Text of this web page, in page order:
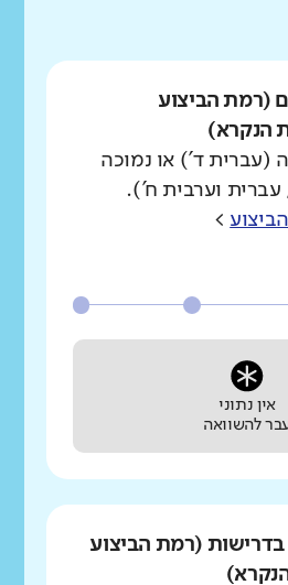
(רמת הביצוע
הנקרא)
(עברית ד') או נמוכה
וערבית ח').
>
אין נתוני
להשוואה
בדרישות (רמת הביצוע